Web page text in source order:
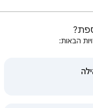
הבאות: